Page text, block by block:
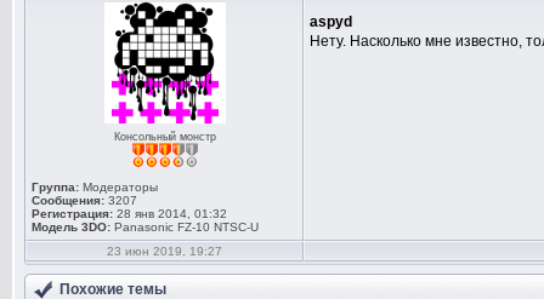
Консольный монстр
Группа: Модераторы
Сообщения: 3207
Регистрация: 28 янв 2014, 01:32
Модель 3DO: Panasonic FZ-10 NTSC-U
aspyd
Нету. Насколько мне известно,
23 июн 2019, 19:27
Похожие темы